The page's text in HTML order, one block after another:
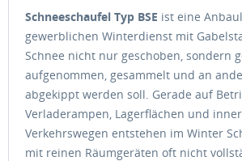
Schneeschaufel Typ BSE ist eine
gewerblichen Winterdienst mit
Schnee nicht nur geschoben, sondern
aufgenommen, gesammelt und an
abgekippt werden soll. Gerade auf
Verladerampen, Lagerflächen und
Verkehrswegen entstehen im Winter
mit reinen Räumgeräten oft nicht